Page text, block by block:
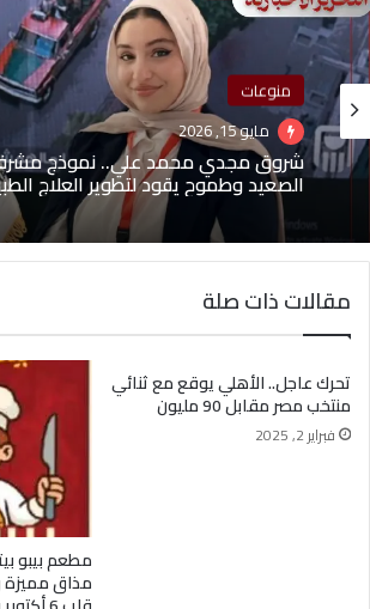
منوعات
مايو 15, 2026
شروق مجدي محمد علي.. نموذج
الصعيد وطموح يقود لتطوير العلاج
مقالات ذات صلة
تحرك عاجل.. الأهلي يوقع مع ثنائي
منتخب مصر مقابل 90 مليون
فبراير 2, 2025
مطعم بيبو
مذاق